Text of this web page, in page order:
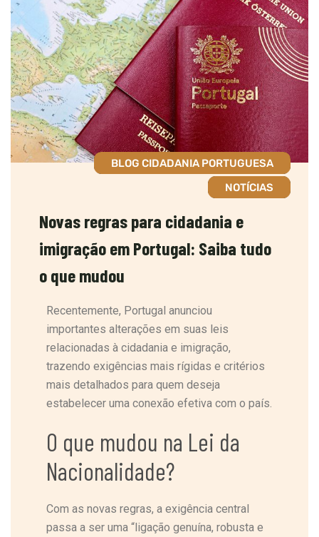
BLOG CIDADANIA PORTUGUESA
NOTÍCIAS
Novas regras para cidadania e
imigração em Portugal: Saiba tudo
o que mudou
Recentemente, Portugal anunciou
importantes alterações em suas leis
relacionadas à cidadania e imigração,
trazendo exigências mais rígidas e critérios
mais detalhados para quem deseja
estabelecer uma conexão efetiva com o país.
O que mudou na Lei da
Nacionalidade?
Com as novas regras, a exigência central
passa a ser uma “ligação genuína, robusta e